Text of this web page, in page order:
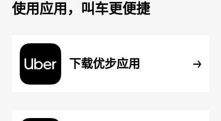
使用应用，叫车更便捷
下载优步应用